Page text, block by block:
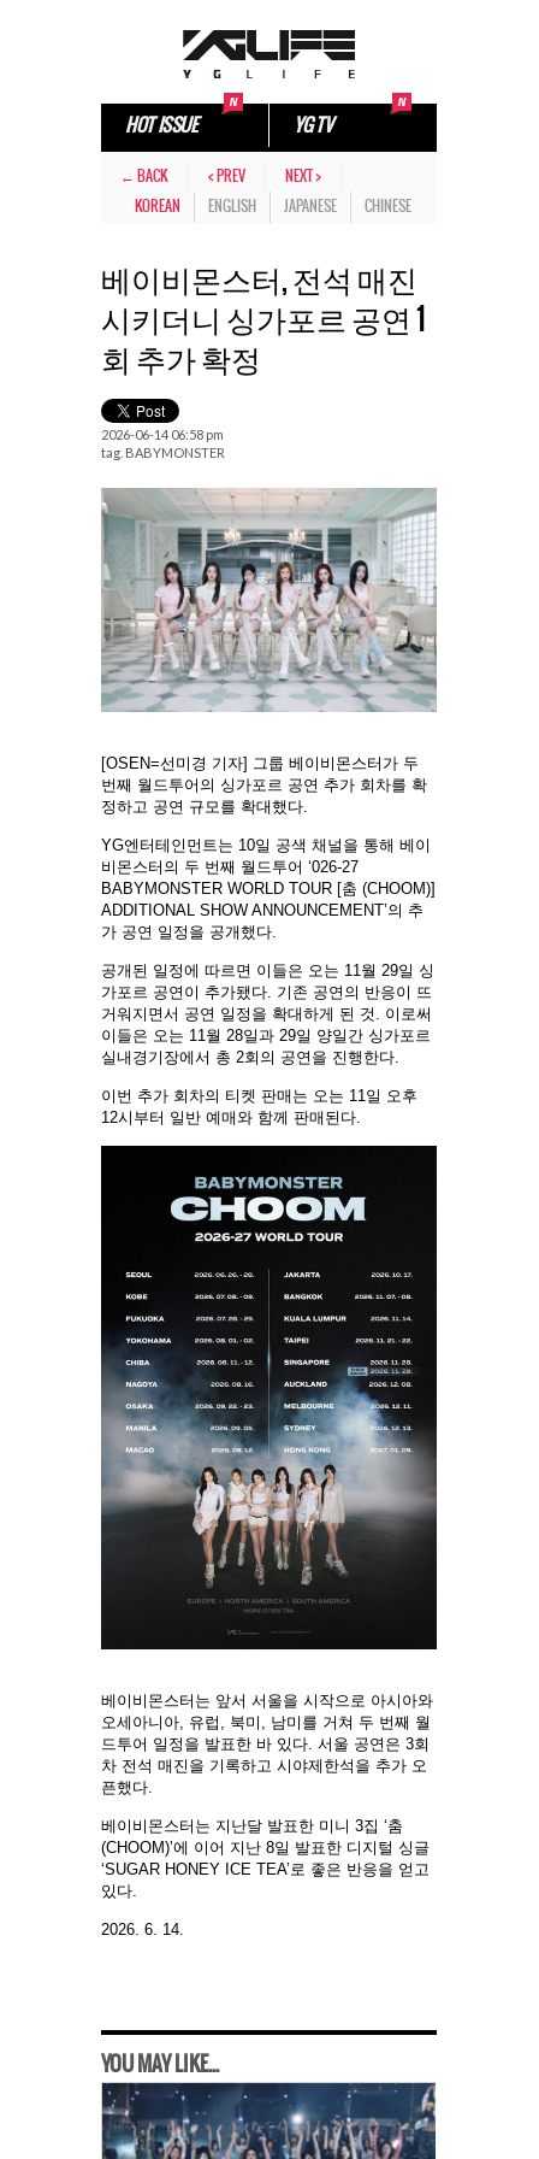
HOT ISSUE YG TV
← BACK < PREV
NEXT >
KOREAN
ENGLISH JAPANESE CHINESE
베이비몬스터, 전석 매진
시키더니 싱가포르 공연 1
회 추가 확정
2026-06-14 06:58 pm
tag. BABYMONSTER
[OSEN=선미경 기자] 그룹 베이비몬스터가 두
번째 월드투어의 싱가포르 공연 추가 회차를 확
정하고 공연 규모를 확대했다.
YG엔터테인먼트는 10일 공색 채널을 통해 베이
비몬스터의 두 번째 월드투어 ‘026-27
BABYMONSTER WORLD TOUR [춤 (CHOOM)]
ADDITIONAL SHOW ANNOUNCEMENT’의 추
가 공연 일정을 공개했다.
공개된 일정에 따르면 이들은 오는 11월 29일 싱
가포르 공연이 추가됐다. 기존 공연의 반응이 뜨
거워지면서 공연 일정을 확대하게 된 것. 이로써
이들은 오는 11월 28일과 29일 양일간 싱가포르
실내경기장에서 총 2회의 공연을 진행한다.
이번 추가 회차의 티켓 판매는 오는 11일 오후
12시부터 일반 예매와 함께 판매된다.
베이비몬스터는 앞서 서울을 시작으로 아시아와
오세아니아, 유럽, 북미, 남미를 거쳐 두 번째 월
드투어 일정을 발표한 바 있다. 서울 공연은 3회
차 전석 매진을 기록하고 시야제한석을 추가 오
픈했다.
베이비몬스터는 지난달 발표한 미니 3집 ‘춤
(CHOOM)’에 이어 지난 8일 발표한 디지털 싱글
‘SUGAR HONEY ICE TEA’로 좋은 반응을 얻고
있다.
2026. 6. 14.
YOU MAY LIKE...